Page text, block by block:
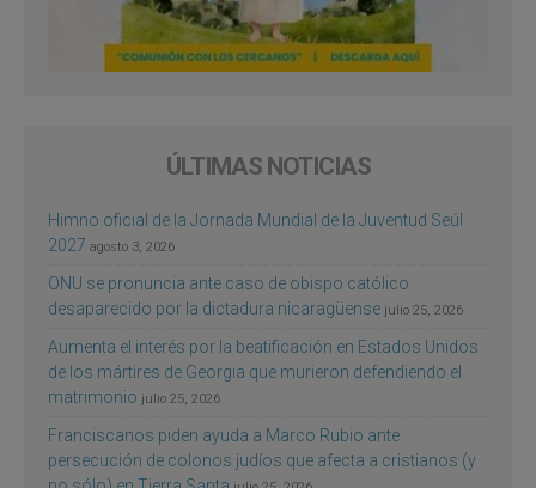
ÚLTIMAS NOTICIAS
Himno oficial de la Jornada Mundial de la Juventud Seúl
2027 agosto 3, 2026
ONU se pronuncia ante caso de obispo católico
desaparecido por la dictadura nicaragüense julio 25, 2026
Aumenta el interés por la beatificación en Estados Unidos
de los mártires de Georgia que murieron defendiendo el
matrimonio julio 25, 2026
Franciscanos piden ayuda a Marco Rubio ante
persecución de colonos judíos que afecta a cristianos (y